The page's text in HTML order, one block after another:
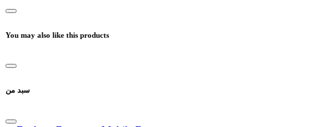
You may also like this products
سبد من